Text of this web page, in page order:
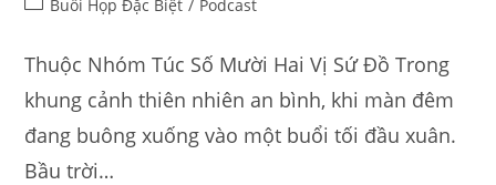
Buổi Họp Đặc Biệt / Podcast
Thuộc Nhóm Túc Số Mười Hai Vị Sứ Đồ Trong
khung cảnh thiên nhiên an bình, khi màn đêm
đang buông xuống vào một buổi tối đầu xuân.
Bầu trời…